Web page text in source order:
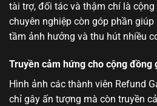
tài trợ, đối tác và thậm chí là
chuyên nghiệp còn góp phần
tầm ảnh hưởng và thu hút nhiều
Truyền cảm hứng cho cộng đồng
Hình ảnh các thành viên Refund
chỉ gây ấn tượng mà còn truyền